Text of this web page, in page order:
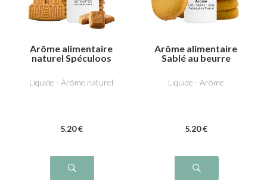
Arôme alimentaire
naturel Spéculoos
Liquide - Arôme naturel
5.20 €
Arôme alimentaire
Sablé au beurre
Liquide - Arôme
5.20 €